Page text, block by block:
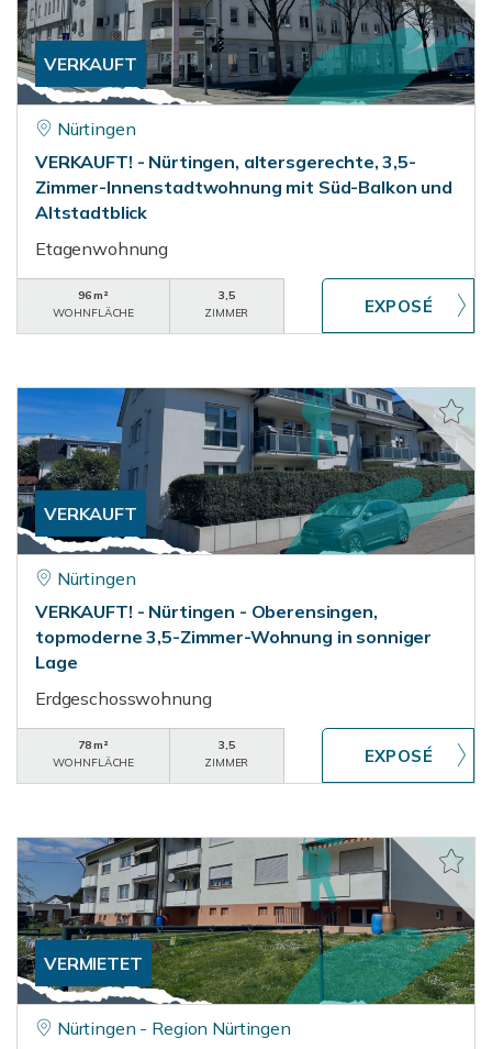
VERKAUFT
Nürtingen
VERKAUFT! - Nürtingen, altersgerechte, 3,5-
Zimmer-Innenstadtwohnung mit Süd-Balkon und
Altstadtblick
Etagenwohnung
96 m²
WOHNFLÄCHE
3,5
ZIMMER
VERKAUFT
Nürtingen
VERKAUFT! - Nürtingen - Oberensingen,
topmoderne 3,5-Zimmer-Wohnung in sonniger
Lage
Erdgeschosswohnung
78 m²
WOHNFLÄCHE
3,5
ZIMMER
VERMIETET
Nürtingen - Region Nürtingen